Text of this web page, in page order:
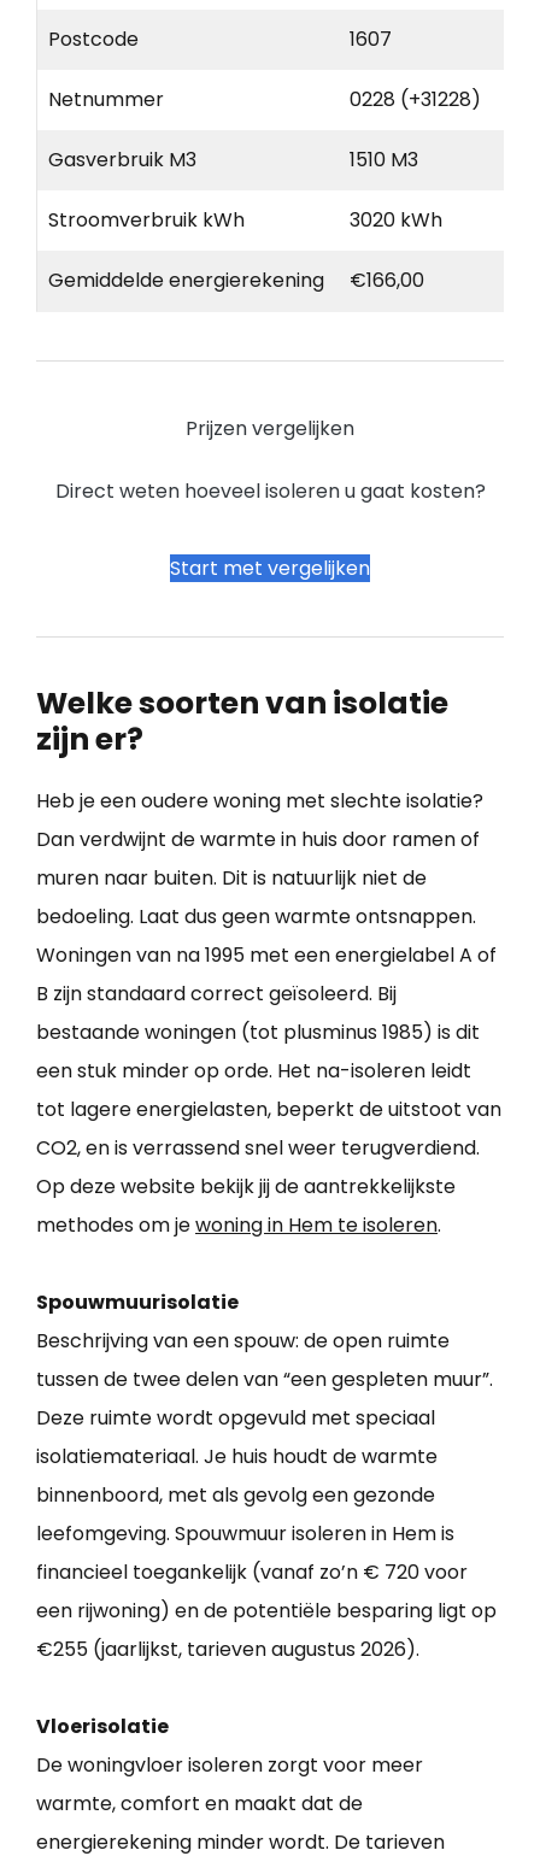
Postcode 1607
Netnummer 0228 (+31228)
Gasverbruik M3 1510 M3
Stroomverbruik kWh 3020 kWh
Gemiddelde energierekening €166,00
Prijzen vergelijken
Direct weten hoeveel isoleren u gaat kosten?
Start met vergelijken
Welke soorten van isolatie
zijn er?
Heb je een oudere woning met slechte isolatie?
Dan verdwijnt de warmte in huis door ramen of
muren naar buiten. Dit is natuurlijk niet de
bedoeling. Laat dus geen warmte ontsnappen.
Woningen van na 1995 met een energielabel A of
B zijn standaard correct geïsoleerd. Bij
bestaande woningen (tot plusminus 1985) is dit
een stuk minder op orde. Het na-isoleren leidt
tot lagere energielasten, beperkt de uitstoot van
CO2, en is verrassend snel weer terugverdiend.
Op deze website bekijk jij de aantrekkelijkste
methodes om jewoning in Hem te isoleren.
Spouwmuurisolatie
Beschrijving van een spouw: de open ruimte
tussen de twee delen van “een gespleten muur”.
Deze ruimte wordt opgevuld met speciaal
isolatiemateriaal. Je huis houdt de warmte
binnenboord, met als gevolg een gezonde
leefomgeving. Spouwmuur isoleren in Hem is
financieel toegankelijk (vanaf zo’n € 720 voor
een rijwoning) en de potentiële besparing ligt op
€255 (jaarlijkst, tarieven augustus 2026).
Vloerisolatie
De woningvloer isoleren zorgt voor meer
warmte, comfort en maakt dat de
energierekening minder wordt. De tarieven